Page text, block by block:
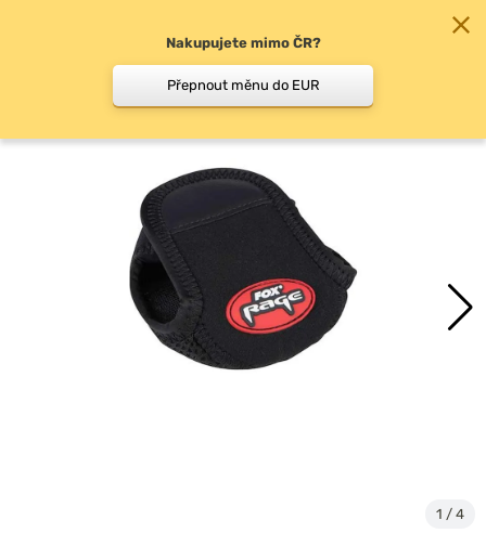
Pouzdra na navijáky a…
1 / 4
Nakupujete mimo ČR?
Přepnout měnu do EUR